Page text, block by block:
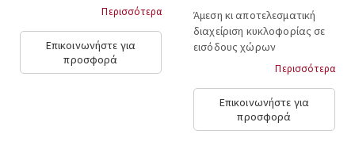
Περισσότερα
Επικοινωνήστε για
προσφορά
Άμεση κι αποτελεσματική
διαχείριση κυκλοφορίας σε
εισόδους χώρων
εξυπηρέτησης κοινού προς
αποφυγή συνοστιμού....
Περισσότερα
Επικοινωνήστε για
προσφορά